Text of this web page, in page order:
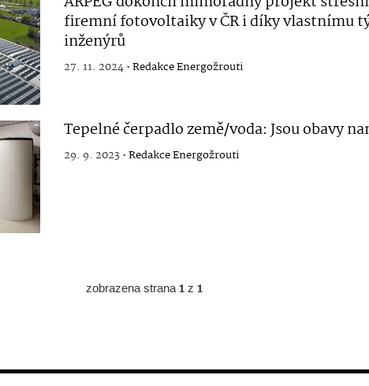
firemní fotovoltaiky v ČR i díky vlastnímu
inženýrů
27. 11. 2024 •Redakce Energožrouti
Tepelné čerpadlo země/voda: Jsou obavy
29. 9. 2023 •Redakce Energožrouti
zobrazena strana1z1